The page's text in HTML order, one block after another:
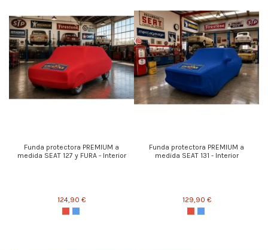
Funda protectora PREMIUM a
medida SEAT 127 y FURA - Interior
124,90 €
Funda protectora PREMIUM a
medida SEAT 131 - Interior
129,90 €